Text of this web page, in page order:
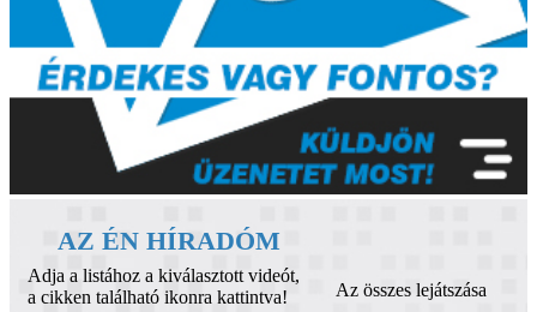
AZ ÉN HÍRADÓM
Adja a listához a kiválasztott videót,
a cikken található ikonra kattintva!
Az összes lejátszása